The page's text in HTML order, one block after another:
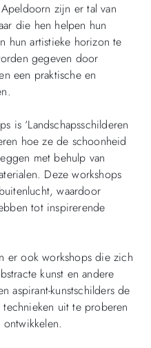
zijn er tal van
die hen helpen hun
hun artistieke horizon te
gegeven door
een praktische en
is ‘Landschapsschilderen
hoe ze de schoonheid
met behulp van
Deze workshops
waardoor
tot inspirerende
er ook workshops die zich
kunst en andere
aspirant-kunstschilders de
uit te proberen